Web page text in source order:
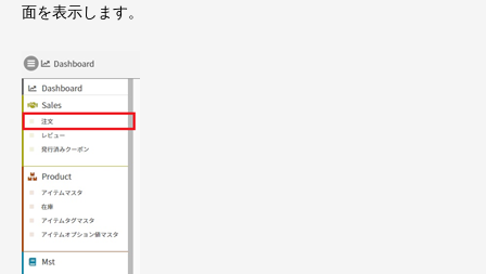
面を表示します。